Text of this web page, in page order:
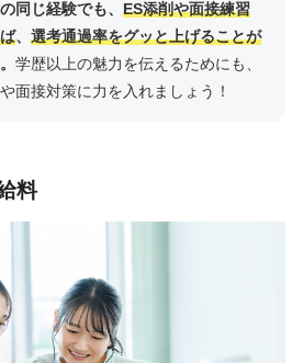
同じ経験でも、 ES添削や面接練習
、 選考通過率をグッと上げることが
。 学歴以上の魅力を伝えるためにも、
面接対策に力を入れましょう！
料